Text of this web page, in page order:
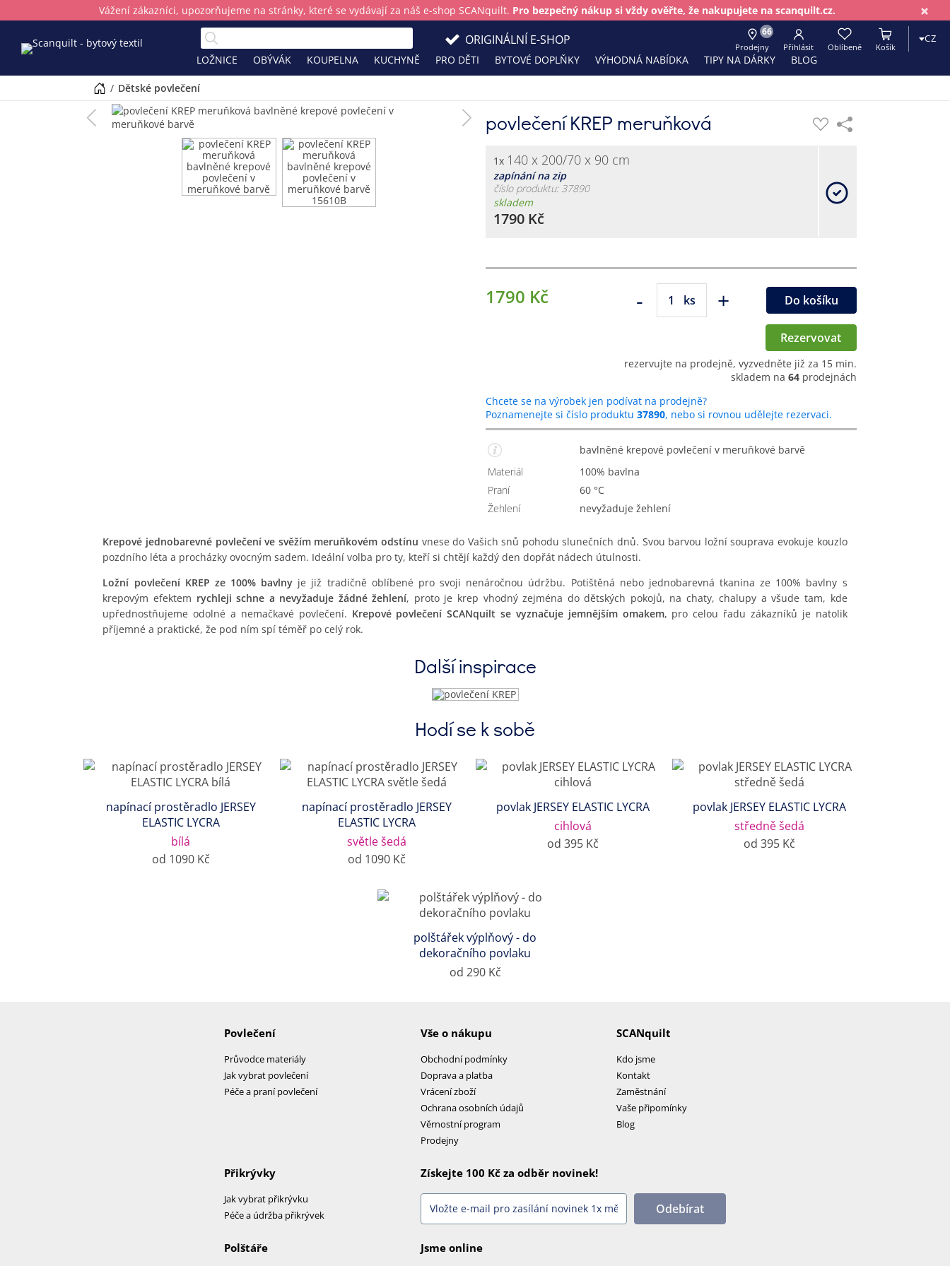
×
Vážení zákazníci, upozorňujeme na stránky, které se vydávají za náš e-shop SCANquilt. Pro bezpečný nákup si vždy ověřte, že nakupujete na scanquilt.cz.
LOŽNICE OBÝVÁK KOUPELNA KUCHYNĚ PRO DĚTI BYTOVÉ DOPLŇKY VÝHODNÁ NABÍDKA TIPY NA DÁRKY BLOG
66
Prodejny Přihlásit Oblíbené Košík
CZ
ORIGINÁLNÍ E-SHOP
/ dětské povlečení
povlečení KREP meruňková
1x 140 x 200/70 x 90 cm
zapínání na zip
číslo produktu: 37890
skladem
1790 Kč
1790 Kč - ks + Do košíku
Rezervovat
rezervujte na prodejně, vyzvedněte již za 15 min.
skladem na 64 prodejnách
Chcete se na výrobek jen podívat na prodejně?
Poznamenejte si číslo produktu 37890, nebo si rovnou udělejte rezervaci.
bavlněné krepové povlečení v meruňkové barvě
Materiál
100% bavlna
Praní
60 °C
Žehlení
Nevyžaduje žehlení
Krepové jednobarevné povlečení ve svěžím meruňkovém odstínu vnese do Vašich snů pohodu slunečních dnů. Svou barvou ložní souprava evokuje kouzlo
pozdního léta a procházky ovocným sadem. Ideální volba pro ty, kteří si chtějí každý den dopřát nádech útulnosti.
Ložní povlečení KREP ze 100% bavlny je již tradičně oblíbené pro svoji nenáročnou údržbu. Potištěná nebo jednobarevná tkanina ze 100% bavlny s
krepovým efektem rychleji schne a nevyžaduje žádné žehlení, proto je krep vhodný zejména do dětských pokojů, na chaty, chalupy a všude tam, kde
upřednostňujeme odolné a nemačkavé povlečení. Krepové povlečení SCANquilt se vyznačuje jemnějším omakem, pro celou řadu zákazníků je natolik
příjemné a praktické, že pod ním spí téměř po celý rok.
Další inspirace
Hodí se k sobě
napínací prostěradlo JERSEY
ELASTIC LYCRA
bílá
od 1090 Kč
napínací prostěradlo JERSEY
ELASTIC LYCRA
světle šedá
od 1090 Kč
povlak JERSEY ELASTIC LYCRA
cihlová
od 395 Kč
povlak JERSEY ELASTIC LYCRA
středně šedá
od 395 Kč
polštářek výplňový - do
dekoračního povlaku
od 290 Kč
Povlečení
Průvodce materiály
Jak vybrat povlečení
Péče a praní povlečení
Vše o nákupu
Obchodní podmínky
Doprava a platba
Vrácení zboží
Ochrana osobních údajů
Věrnostní program
Prodejny
SCANquilt
Kdo jsme
Kontakt
Zaměstnání
Vaše připomínky
Blog
Přikrývky
Jak vybrat přikrývku
Péče a údržba přikrývek
Polštáře
Získejte 100 Kč za odběr novinek!
Odebírat
Jsme online